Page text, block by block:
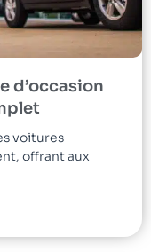
d’occasion
voitures
offrant aux